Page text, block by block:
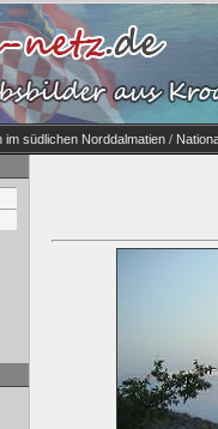
im südlichen Norddalmatien /